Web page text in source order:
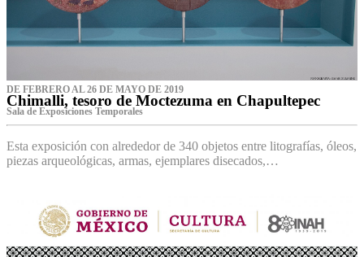
DE FEBRERO AL 26 DE MAYO DE 2019
Chimalli, tesoro de Moctezuma en Chapultepec
Sala de Exposiciones Temporales
Esta exposición con alrededor de 340 objetos entre litografías, óleos,
piezas arqueológicas, armas, ejemplares disecados,…